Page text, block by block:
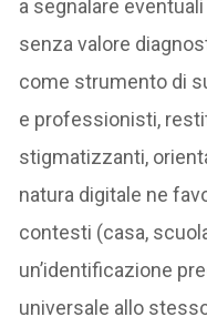
a segnalare
senza valore
come strumento di
e professionisti,
stigmatizzanti,
natura digitale ne
contesti (casa,
un’identificazione
universale allo